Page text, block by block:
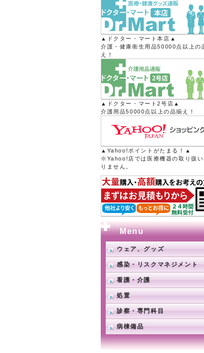
▲ドクター・マート本店▲
介護・健康衛生用品50000点以上の
え！
▲ドクター・マート2号店▲
介護用品50000点以上の品揃え！
▲Yahoo!ポイントがたまる！▲
※Yahoo!店では医療機器の取り扱い
りません。
Menu
ウェア、グッズ
感染・リスクマネジメント
看護・介護
処置
診察・専門科目
病棟備品